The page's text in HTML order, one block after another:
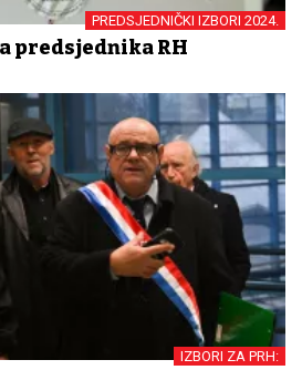
PREDSJEDNIČKI IZBORI 2024.
predsjednika RH
IZBORI ZA PRH: